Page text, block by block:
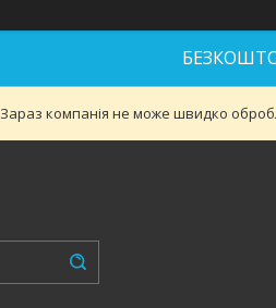
Зараз компанія не може швидко